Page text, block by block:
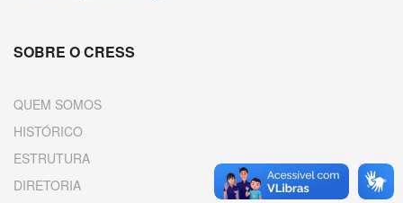
SOBRE O CRESS
QUEM SOMOS
HISTÓRICO
ESTRUTURA
DIRETORIA